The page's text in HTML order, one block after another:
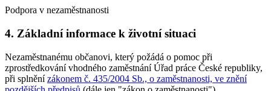
Podpora v nezaměstnanosti
4. Základní informace k životní situaci
Nezaměstnanému občanovi, který požádá o pomoc při
zprostředkování vhodného zaměstnání Úřad práce České republiky,
při splněnízákonem č. 435/2004 Sb., o zaměstnanosti, ve znění